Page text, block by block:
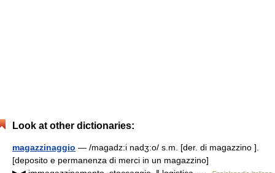
Look at other dictionaries:
magazzinaggio — /magadz:i nadʒ:o/ s.m. [der. di magazzino ].
[deposito e permanenza di merci in un magazzino]